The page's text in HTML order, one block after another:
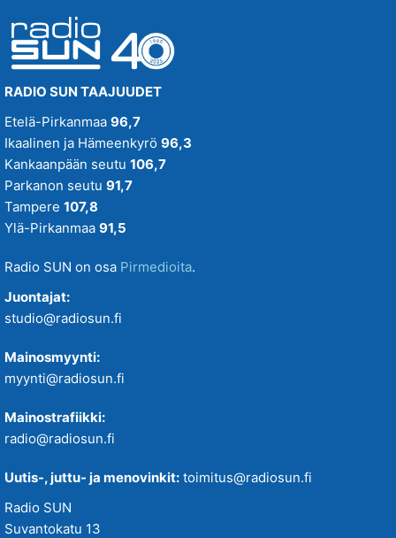
RADIO SUN TAAJUUDET
Etelä-Pirkanmaa 96,7
Ikaalinen ja Hämeenkyrö 96,3
Kankaanpään seutu 106,7
Parkanon seutu 91,7
Tampere 107,8
Ylä-Pirkanmaa 91,5
Radio SUN on osa Pirmedioita.
Juontajat:
studio@radiosun.fi
Mainosmyynti:
myynti@radiosun.fi
Mainostrafiikki:
radio@radiosun.fi
Uutis-, juttu- ja menovinkit: toimitus@radiosun.fi
Radio SUN
Suvantokatu 13